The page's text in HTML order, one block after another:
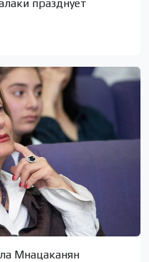
празднует
Мнацаканян